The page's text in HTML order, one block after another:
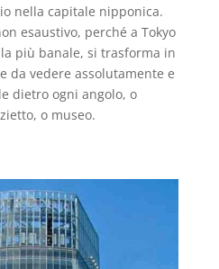
nella capitale nipponica.
esaustivo, perché a Tokyo
più banale, si trasforma in
da vedere assolutamente e
dietro ogni angolo, o
o museo.